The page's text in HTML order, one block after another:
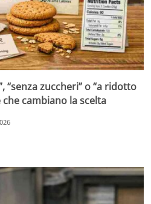
“senza zuccheri” o “a ridotto
cambiano la scelta